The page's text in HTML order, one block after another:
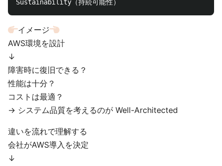
イメージ
AWS環境を設計
↓
障害時に復旧できる？
性能は十分？
コストは最適？
→ システム品質を考えるのが Well-Architected
違いを流れで理解する
会社がAWS導入を決定
↓